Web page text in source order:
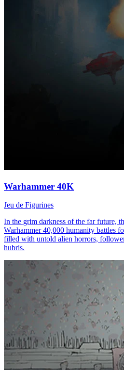
Warhammer 40K
Jeu de Figurines
In the grim darkness of the far future,
Warhammer 40,000 humanity battles
filled with untold alien horrors,
hubris.